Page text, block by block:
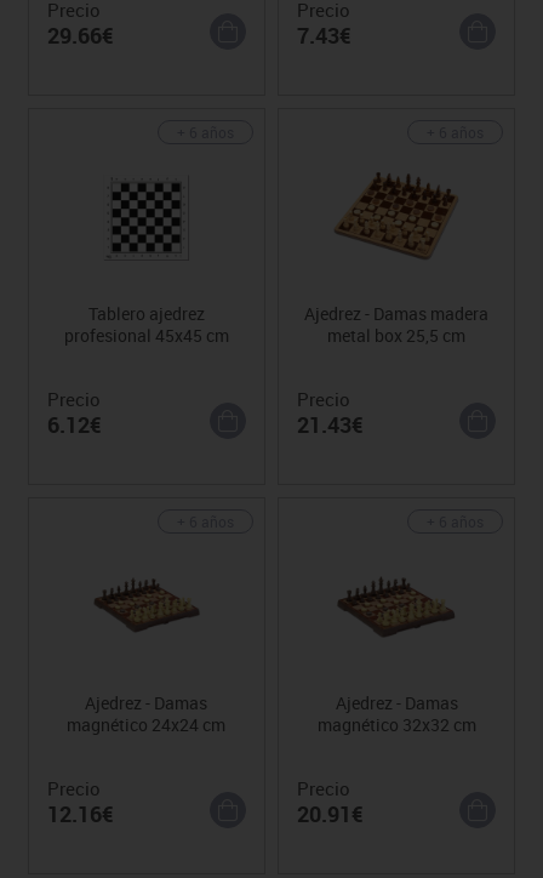
Precio
29.66€
Precio
7.43€
Tablero ajedrez
profesional 45x45 cm
Precio
6.12€
Ajedrez - Damas madera
metal box 25,5 cm
Precio
21.43€
Ajedrez - Damas
magnético 24x24 cm
Precio
12.16€
Ajedrez - Damas
magnético 32x32 cm
Precio
20.91€